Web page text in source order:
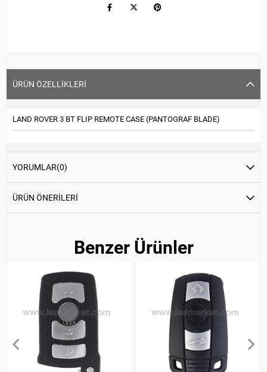
ÜRÜN ÖZELLIKLERI
LAND ROVER 3 BT FLIP REMOTE CASE (PANTOGRAF BLADE)
YORUMLAR(0)
ÜRÜN ÖNERILERI
Benzer Ürünler